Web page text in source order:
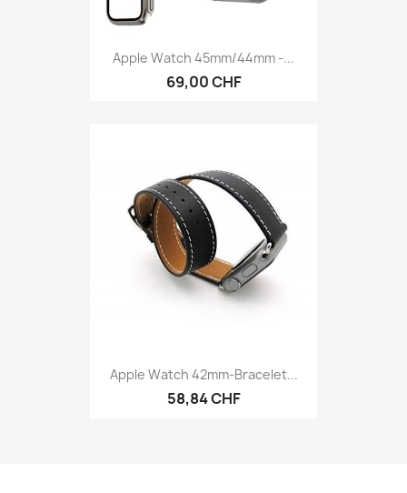
Apple Watch 45mm/44mm -...
69,00 CHF
Apple Watch 42mm-Bracelet...
58,84 CHF